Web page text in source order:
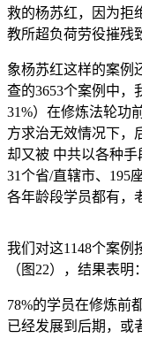
救的杨苏红，因为拒
教所超负荷劳役摧残
象杨苏红这样的案例
查的3653个案例中，
31%）在修炼法轮功
方求治无效情况下，
却又被 中共以各种手
31个省/直辖市、195
各年龄段学员都有，
我们对这1148个案例
（图22），结果表明：
78%的学员在修炼前
已经发展到后期，或